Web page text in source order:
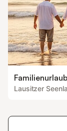
Familienurlaub
Lausitzer